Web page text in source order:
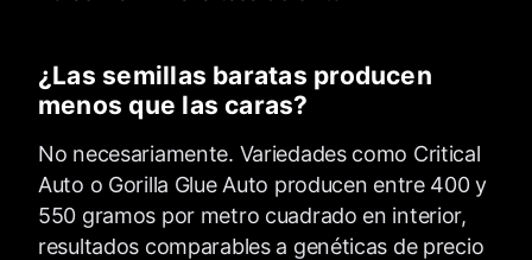
¿Las semillas baratas producen
menos que las caras?
No necesariamente. Variedades como Critical
Auto o Gorilla Glue Auto producen entre 400 y
550 gramos por metro cuadrado en interior,
resultados comparables a genéticas de precio